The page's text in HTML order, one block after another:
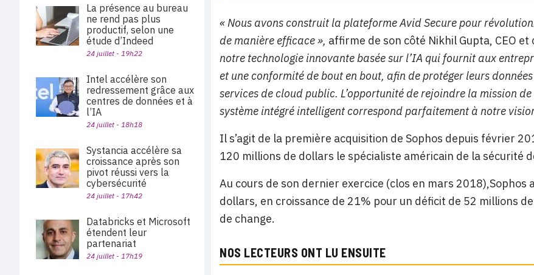
« Nous avons construit la plateforme Avid Secure pour
de manière efficace », affirme de son côté Nikhil Gupta, CEO et
notre technologie innovante basée sur l’IA qui fournit aux
et une conformité de bout en bout, afin de protéger leurs
services de cloud public. L’opportunité de rejoindre la mission
système intégré intelligent correspond parfaitement à notre
Il s’agit de la première acquisition de Sophos depuis février
120 millions de dollars le spécialiste américain de la sécurité
Au cours de son dernier exercice (clos en mars
dollars, en croissance de 21% pour un déficit de 52 millions
de change.
NOS LECTEURS ONT LU ENSUITE
La présence au bureau
ne rend pas plus
productif, selon une
étude d’Indeed
24 juillet - 19h22
Intel accélère son
redressement grâce aux
centres de données et à
l’IA
24 juillet - 18h18
Systancia accélère sa
croissance après son
pivot réussi vers la
cybersécurité
24 juillet - 17h42
Databricks et Microsoft
étendent leur
partenariat
24 juillet - 17h19